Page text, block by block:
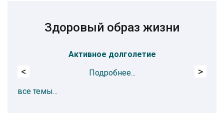
Здоровый образ жизни
Активное долголетие
Подробнее...
< >
все темы...